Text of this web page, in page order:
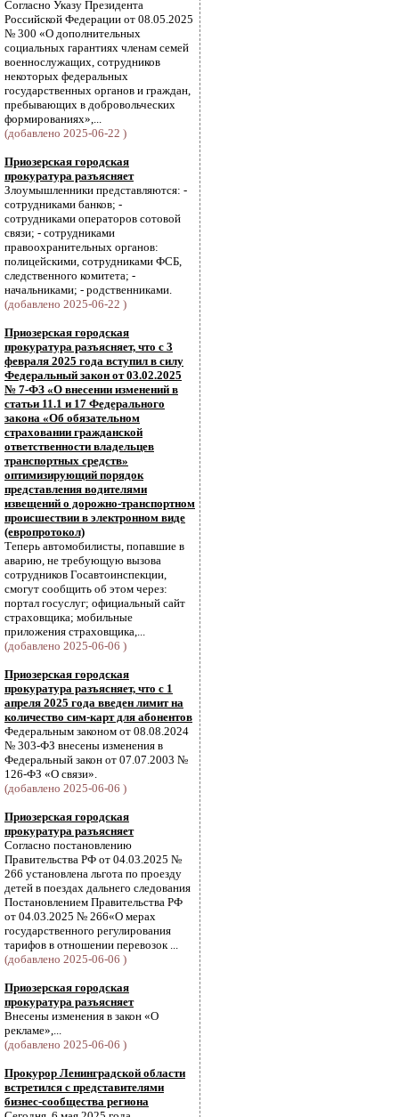
Согласно Указу Президента
Российской Федерации от 08.05.2025
№ 300 «О дополнительных
социальных гарантиях членам семей
военнослужащих, сотрудников
некоторых федеральных
государственных органов и граждан,
пребывающих в добровольческих
формированиях»,...
(добавлено 2025-06-22 )
Приозерская городская
прокуратура разъясняет
Злоумышленники представляются: -
сотрудниками банков; -
сотрудниками операторов сотовой
связи; - сотрудниками
правоохранительных органов:
полицейскими, сотрудниками ФСБ,
следственного комитета; -
начальниками; - родственниками.
(добавлено 2025-06-22 )
Приозерская городская
прокуратура разъясняет, что с 3
февраля 2025 года вступил в силу
Федеральный закон от 03.02.2025
№ 7-ФЗ «О внесении изменений в
статьи 11.1 и 17 Федерального
закона «Об обязательном
страховании гражданской
ответственности владельцев
транспортных средств»
оптимизирующий порядок
представления водителями
извещений о дорожно-транспортном
происшествии в электронном виде
(европротокол)
Теперь автомобилисты, попавшие в
аварию, не требующую вызова
сотрудников Госавтоинспекции,
смогут сообщить об этом через:
портал госуслуг; официальный сайт
страховщика; мобильные
приложения страховщика,...
(добавлено 2025-06-06 )
Приозерская городская
прокуратура разъясняет, что с 1
апреля 2025 года введен лимит на
количество сим-карт для абонентов
Федеральным законом от 08.08.2024
№ 303-ФЗ внесены изменения в
Федеральный закон от 07.07.2003 №
126-ФЗ «О связи».
(добавлено 2025-06-06 )
Приозерская городская
прокуратура разъясняет
Согласно постановлению
Правительства РФ от 04.03.2025 №
266 установлена льгота по проезду
детей в поездах дальнего следования
Постановлением Правительства РФ
от 04.03.2025 № 266«О мерах
государственного регулирования
тарифов в отношении перевозок ...
(добавлено 2025-06-06 )
Приозерская городская
прокуратура разъясняет
Внесены изменения в закон «О
рекламе»,...
(добавлено 2025-06-06 )
Прокурор Ленинградской области
встретился с представителями
бизнес-сообщества региона